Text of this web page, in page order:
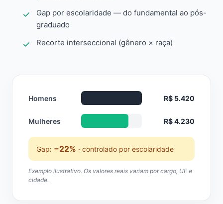
Gap por escolaridade — do fundamental ao pós-
graduado
Recorte interseccional (gênero × raça)
Homens R$ 5.420
Mulheres R$ 4.230
Gap: −22% · controlado por escolaridade
Exemplo ilustrativo. Os valores reais variam por cargo, UF e
cidade.